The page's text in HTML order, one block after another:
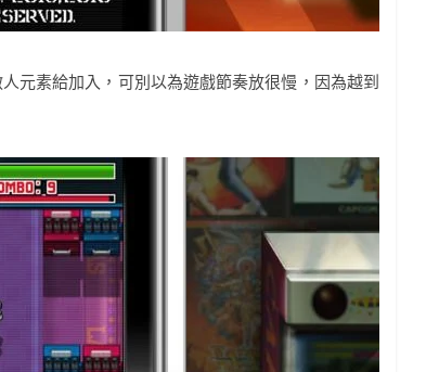
元素給加入，可別以為遊戲節奏放很慢，因為越到